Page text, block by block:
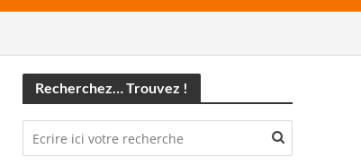
Recherchez… Trouvez !